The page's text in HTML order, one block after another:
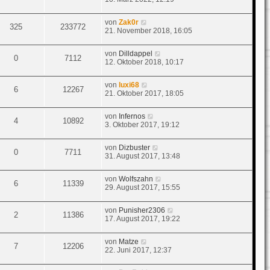
325 233772 vonZak0r
21. November 2018, 16:05
0 7112 von Dilldappel
12. Oktober 2018, 10:17
6 12267 vonluxi68
21. Oktober 2017, 18:05
4 10892 von Infernos
3. Oktober 2017, 19:12
0 7711 von Dizbuster
31. August 2017, 13:48
6 11339 vonWolfszahn
29. August 2017, 15:55
2 11386 von Punisher2306
17. August 2017, 19:22
7 12206 von Matze
22. Juni 2017, 12:37